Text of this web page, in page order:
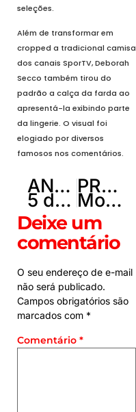
seleções.
Além de transformar em
cropped a tradicional camisa
dos canais SporTV, Deborah
Secco também tirou do
padrão a calça da farda ao
apresentá-la exibindo parte
da lingerie. O visual foi
elogiado por diversos
famosos nos comentários.
ANTERIOR
5 dicas para tirar seus planos do papel
PRÓXIMO
Morre o cantor e compositor Erasmo Carlos
Deixe um
comentário
O seu endereço de e-mail
não será publicado.
Campos obrigatórios são
marcados com *
Comentário *